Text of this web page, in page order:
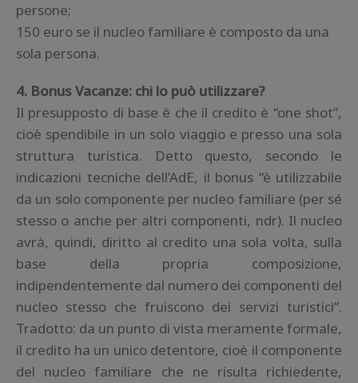
persone;
150 euro se il nucleo familiare è composto da una
sola persona.
4. Bonus Vacanze: chi lo può utilizzare?
Il presupposto di base è che il credito è “one shot”,
cioè spendibile in un solo viaggio e presso una sola
struttura turistica. Detto questo, secondo le
indicazioni tecniche dell’AdE, il bonus “è utilizzabile
da un solo componente per nucleo familiare (per sé
stesso o anche per altri componenti, ndr). Il nucleo
avrà, quindi, diritto al credito una sola volta, sulla
base della propria composizione,
indipendentemente dal numero dei componenti del
nucleo stesso che fruiscono dei servizi turistici”.
Tradotto: da un punto di vista meramente formale,
il credito ha un unico detentore, cioè il componente
del nucleo familiare che ne risulta richiedente,